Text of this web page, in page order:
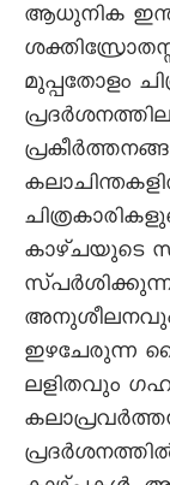
ആധുനിക
മുപ്പതോളം
കാഴ്‌ചയുടെ
ഇഴചേരുന്ന
ലളിതവും